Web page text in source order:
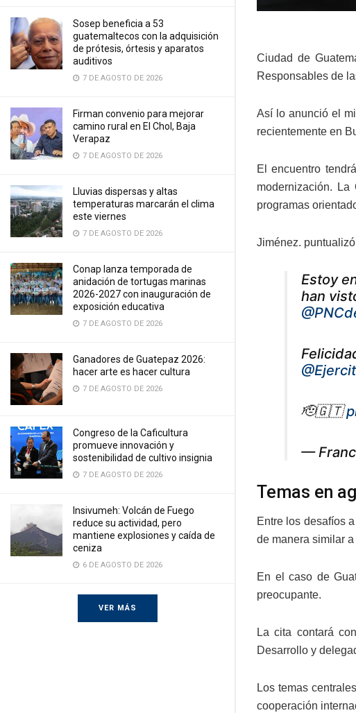
Sosep beneficia a 53
guatemaltecos con la adquisición
de prótesis, órtesis y aparatos
auditivos
7 DE AGOSTO DE 2026
Firman convenio para mejorar
camino rural en El Chol, Baja
Verapaz
7 DE AGOSTO DE 2026
Lluvias dispersas y altas
temperaturas marcarán el clima
este viernes
7 DE AGOSTO DE 2026
Conap lanza temporada de
anidación de tortugas marinas
2026-2027 con inauguración de
exposición educativa
7 DE AGOSTO DE 2026
Ganadores de Guatepaz 2026:
hacer arte es hacer cultura
7 DE AGOSTO DE 2026
Congreso de la Caficultura
promueve innovación y
sostenibilidad de cultivo insignia
7 DE AGOSTO DE 2026
Insivumeh: Volcán de Fuego
reduce su actividad, pero
mantiene explosiones y caída de
ceniza
6 DE AGOSTO DE 2026
VER MÁS
Ciudad de
Responsables de
Así lo anunció el
recientemente en
El encuentro
modernización.
programas
Jiménez.
Estoy
han
🫡🇬🇹
—
Temas en
Entre los desafíos
de manera similar
En el caso de
preocupante.
La cita contará
Desarrollo y
Los temas
cooperación